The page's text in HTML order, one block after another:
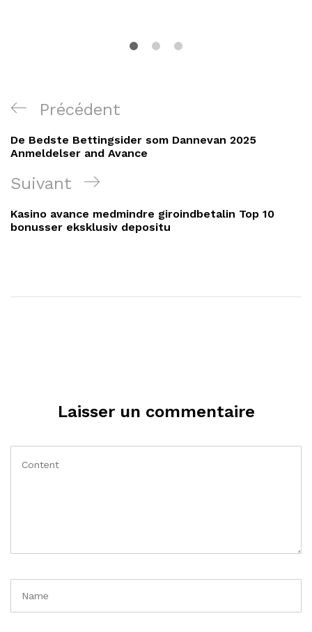
Navigation
de
l’article
Article
précédent
Précédent
De Bedste Bettingsider som Dannevan 2025
Anmeldelser and Avance
Article
suivant
Suivant
Kasino avance medmindre giroindbetalin Top 10
bonusser eksklusiv depositu
Laisser un commentaire